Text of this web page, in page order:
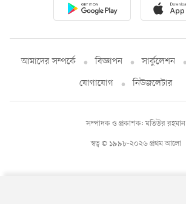
আমাদের সম্পর্কে বিজ্ঞাপন সার্কুলেশন
যোগাযোগ
নিউজলেটার
স্বত্ব © ১৯৯৮-২০২৬ প্রথম আলো
সম্পাদক ও প্রকাশক: মতিউর রহমান